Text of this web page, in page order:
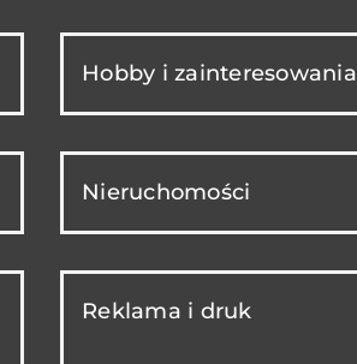
Hobby i zainteresowania
Nieruchomości
Reklama i druk